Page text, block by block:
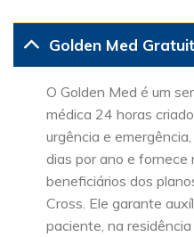
Golden Med
O Golden Med é um
médica 24 horas
urgência e
dias por ano e fornece
beneficiários dos
Cross. Ele garante
paciente, na